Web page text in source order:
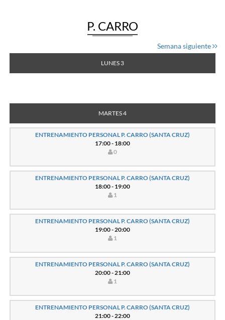
P. CARRO
Semana siguiente
LUNES 3
MARTES 4
ENTRENAMIENTO PERSONAL P. CARRO (SANTA CRUZ)
17:00 - 18:00
0
ENTRENAMIENTO PERSONAL P. CARRO (SANTA CRUZ)
18:00 - 19:00
1
ENTRENAMIENTO PERSONAL P. CARRO (SANTA CRUZ)
19:00 - 20:00
1
ENTRENAMIENTO PERSONAL P. CARRO (SANTA CRUZ)
20:00 - 21:00
1
ENTRENAMIENTO PERSONAL P. CARRO (SANTA CRUZ)
21:00 - 22:00